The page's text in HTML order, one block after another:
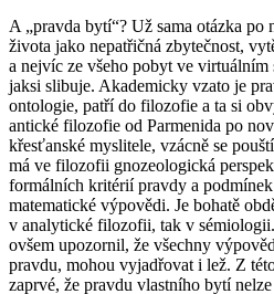
A „pravda bytí“? Už sama otázka po
života jako nepatřičná zbytečnost,
a nejvíc ze všeho pobyt ve
jaksi slibuje. Akademicky vzato je
ontologie, patří do filozofie a ta si
antické filozofie od Parmenida po
křesťanské myslitele, vzácně se
má ve filozofii gnozeologická
formálních kritérií pravdy a
matematické výpovědi. Je bohatě
v analytické filozofii, tak v
ovšem upozornil, že všechny
pravdu, mohou vyjadřovat i lež. Z
zaprvé, že pravdu vlastního bytí